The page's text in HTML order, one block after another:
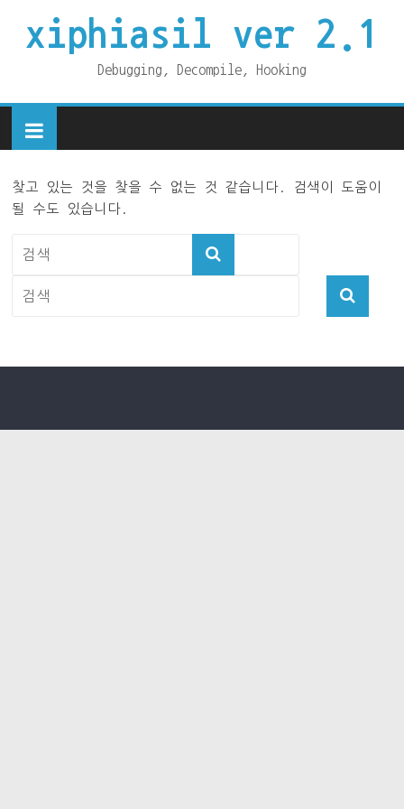
xiphiasil ver 2.1
Debugging, Decompile, Hooking
찾고 있는 것을 찾을 수 없는 것 같습니다. 검색이 도움이
될 수도 있습니다.